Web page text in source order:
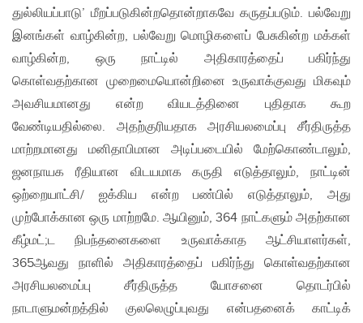
துல்லியப்பாடு’ மீறப்படுகின்றதொன்றாகவே கருதப்படும். பல்வேறு
இனங்கள் வாழ்கின்ற, பல்வேறு மொழிகளைப் பேசுகின்ற மக்கள்
வாழ்கின்ற, ஒரு நாட்டில் அதிகாரத்தைப் பகிர்ந்து
கொள்வதற்கான முறைமையொன்றினை உருவாக்குவது மிகவும்
அவசியமானது என்ற வியடத்தினை புதிதாக கூற
வேண்டியதில்லை. அதற்குரியதாக அரசியலமைப்பு சீர்திருத்த
மாற்றமானது மனிதாபிமான அடிப்படையில் மேற்கொண்டாலும்,
ஜனநாயக ரீதியான விடயமாக கருதி எடுத்தாலும், நாட்டின்
ஒற்றையாட்சி/ ஐக்கிய என்ற பண்பில் எடுத்தாலும், அது
முற்போக்கான ஒரு மாற்றமே. ஆயினும், 364 நாட்களும் அதற்கான
கீழ்மட்;ட நிபந்தனைகளை உருவாக்காத ஆட்சியாளர்கள்,
365ஆவது நாளில் அதிகாரத்தைப் பகிர்ந்து கொள்வதற்கான
அரசியலமைப்பு சீர்திருத்த யோசனை தொடர்பில்
நாடாளுமன்றத்தில் குலலெழுப்புவது என்பதனைக் காட்டிக்